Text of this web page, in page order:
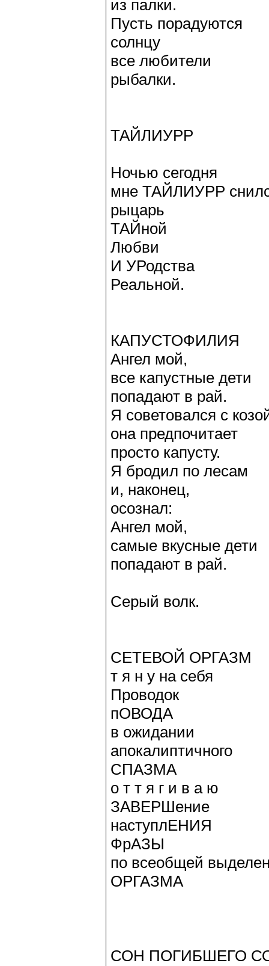
из палки.
Пусть порадуются
солнцу
все любители
рыбалки.
ТАЙЛИУРР
Ночью сегодня
мне ТАЙЛИУРР
рыцарь
ТАЙной
Любви
И УРодства
Реальной.
КАПУСТОФИЛИЯ
Ангел мой,
все капустные дети
попадают в рай.
Я советовался с
она предпочитает
просто капусту.
Я бродил по лесам
и, наконец,
осознал:
Ангел мой,
самые вкусные дети
попадают в рай.
Серый волк.
СЕТЕВОЙ ОРГАЗМ
т я н у на себя
Проводок
пОВОДА
в ожидании
апокалиптичного
СПАЗМА
о т т я г и в а ю
ЗАВЕРШение
наступлЕНИЯ
ФрАЗЫ
по всеобщей
ОРГАЗМА
СОН ПОГИБШЕГО